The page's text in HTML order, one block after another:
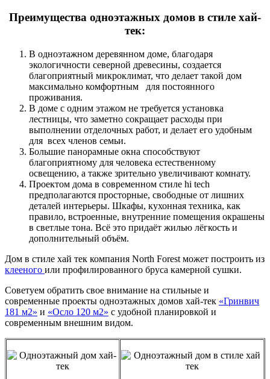
Преимущества одноэтажных домов в стиле хай-
тек:
В одноэтажном деревянном доме, благодаря
экологичности северной древесины, создается
благоприятный микроклимат, что делает такой дом
максимально комфортным для постоянного
проживания.
В доме с одним этажом не требуется установка
лестницы, что заметно сокращает расходы при
выполнении отделочных работ, и делает его удобным
для всех членов семьи.
Большие панорамные окна способствуют
благоприятному для человека естественному
освещению, а также зрительно увеличивают комнату.
Проектом дома в современном стиле hi tech
предполагаются просторные, свободные от лишних
деталей интерьеры. Шкафы, кухонная техника, как
правило, встроенные, внутренние помещения окрашены
в светлые тона. Всё это придаёт жилью лёгкость и
дополнительный объём.
Дом в стиле хай тек компания North Forest может построить из
клееного или профилированного бруса камерной сушки.
Советуем обратить свое внимание на стильные и
современные проекты одноэтажных домов хай-тек «Гринвич
181 м2» и «Осло 120 м2» с удобной планировкой и
современным внешним видом.